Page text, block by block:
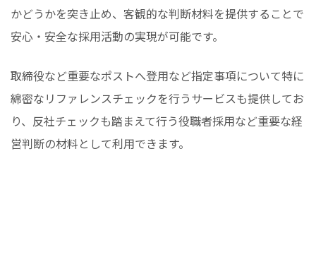
かどうかを突き止め、客観的な判断材料を提供することで
安心・安全な採用活動の実現が可能です。
取締役など重要なポストへ登用など指定事項について特に
綿密なリファレンスチェックを行うサービスも提供してお
り、反社チェックも踏まえて行う役職者採用など重要な経
営判断の材料として利用できます。